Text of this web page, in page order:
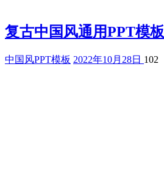
复古中国风通用PPT模板
中国风PPT模板 2022年10月28日 102